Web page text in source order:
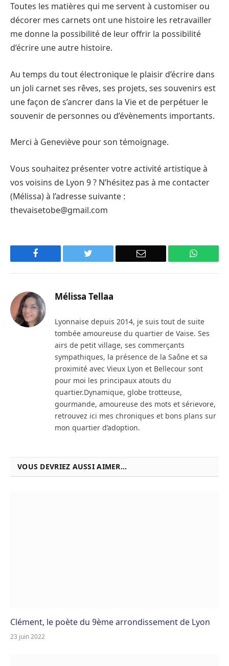
Toutes les matières qui me servent à customiser ou
décorer mes carnets ont une histoire les retravailler
me donne la possibilité de leur offrir la possibilité
d’écrire une autre histoire.
Au temps du tout électronique le plaisir d’écrire dans
un joli carnet ses rêves, ses projets, ses souvenirs est
une façon de s’ancrer dans la Vie et de perpétuer le
souvenir de personnes ou d’évènements importants.
Merci à Geneviève pour son témoignage.
Vous souhaitez présenter votre activité artistique à
vos voisins de Lyon 9 ? N’hésitez pas à me contacter
(Mélissa) à l’adresse suivante :
thevaisetobe@gmail.com
Email
Mélissa Tellaa
Lyonnaise depuis 2014, je suis tout de suite
tombée amoureuse du quartier de Vaise. Ses
airs de petit village, ses commerçants
sympathiques, la présence de la Saône et sa
proximité avec Vieux Lyon et Bellecour sont
pour moi les principaux atouts du
quartier.Dynamique, globe trotteuse,
gourmande, amoureuse des mots et sérievore,
retrouvez ici mes chroniques et bons plans sur
mon quartier d’adoption.
VOUS DEVRIEZ AUSSI AIMER...
Clément, le poète du 9ème arrondissement de Lyon
23 juin 2022